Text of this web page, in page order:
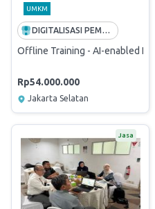
UMKM
DIGITALISASI PEMUDA INDONESIA
Offline Training - AI-enabled
Rp54.000.000
Jakarta Selatan
Jasa